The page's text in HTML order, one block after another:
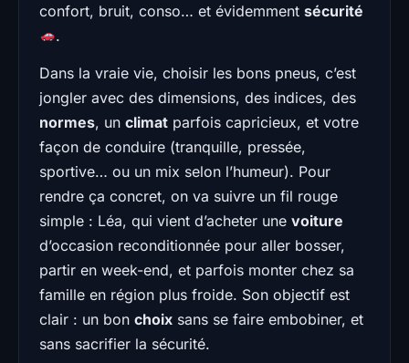
confort, bruit, conso… et évidemment sécurité
.
Dans la vraie vie, choisir les bons pneus, c’est
jongler avec des dimensions, des indices, des
normes, un climat parfois capricieux, et votre
façon de conduire (tranquille, pressée,
sportive… ou un mix selon l’humeur). Pour
rendre ça concret, on va suivre un fil rouge
simple : Léa, qui vient d’acheter une voiture
d’occasion reconditionnée pour aller bosser,
partir en week-end, et parfois monter chez sa
famille en région plus froide. Son objectif est
clair : un bon choix sans se faire embobiner, et
sans sacrifier la sécurité.